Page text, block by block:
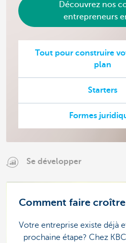
Découvrez nos
entrepreneurs
Tout pour construire
plan
Starters
Formes
Se développer
Comment faire
Votre entreprise existe déjà
prochaine étape? Chez